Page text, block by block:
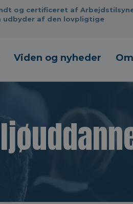
og certificeret af
udbyder af den lovpligtige
Viden og nyheder